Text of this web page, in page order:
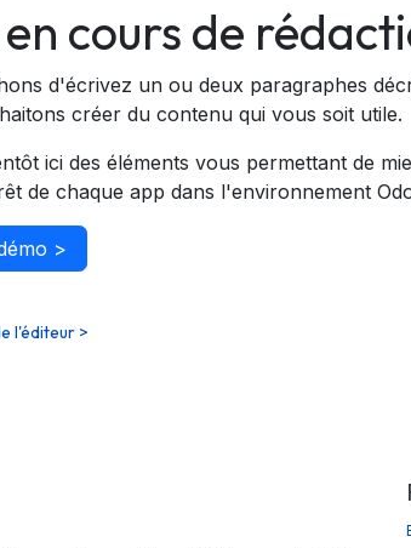
cours de
d'écrivez un ou deux paragraphes
créer du contenu qui vous soit utile.
ici des éléments vous permettant de
de chaque app dans l'environnement
>
l'éditeur >